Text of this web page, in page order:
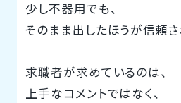
少し不器用でも、
そのまま出したほうが信頼さ
求職者が求めているのは、
上手なコメントではなく、